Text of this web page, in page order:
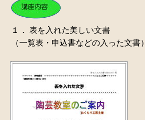
１． 表を入れた美しい文書
（一覧表・申込書などの入った文書）